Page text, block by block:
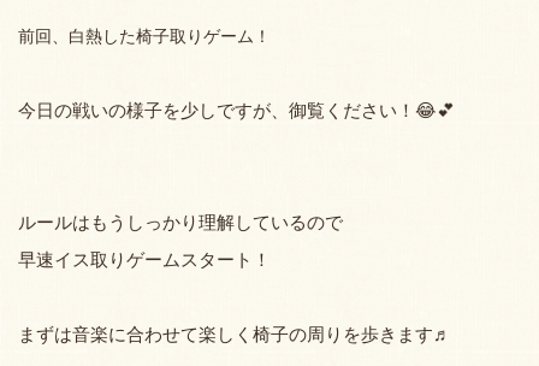
前回、白熱した椅子取りゲーム！
今日の戦いの様子を少しですが、御覧ください！😂💕
ルールはもうしっかり理解しているので
早速イス取りゲームスタート！
まずは音楽に合わせて楽しく椅子の周りを歩きます♬